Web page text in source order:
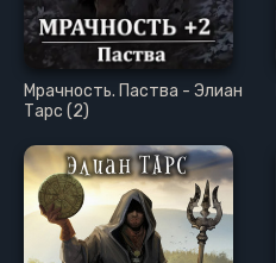
Мрачность. Паства - Элиан
Тарс (2)